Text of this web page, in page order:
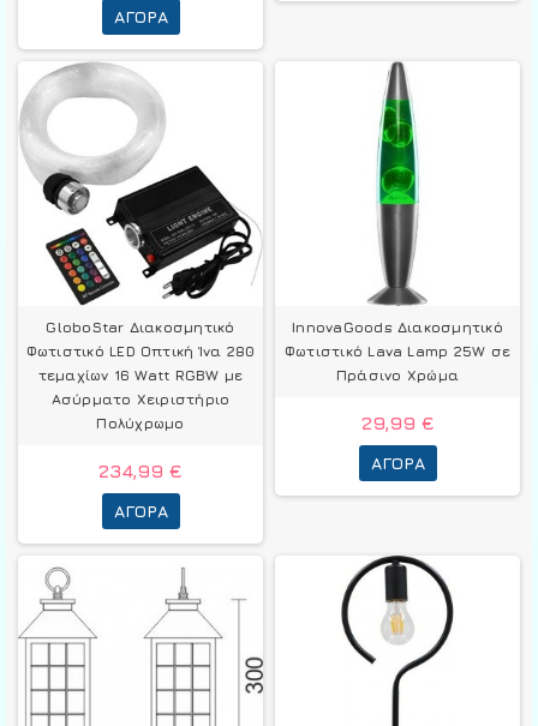
ΑΓΟΡΆ
GloboStar Διακοσμητικό
Φωτιστικό LED Οπτική Ίνα 280
τεμαχίων 16 Watt RGBW με
Ασύρματο Χειριστήριο
Πολύχρωμο
234,99 €
ΑΓΟΡΆ
InnovaGoods Διακοσμητικό
Φωτιστικό Lava Lamp 25W σε
Πράσινο Χρώμα
29,99 €
ΑΓΟΡΆ